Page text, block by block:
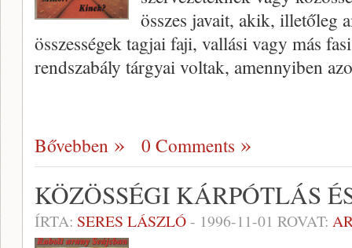
összes javait, akik, illetőleg
összességek tagjai faji, vallási vagy más
rendszabály tárgyai voltak, amennyiben
Bővebben 0 Comments
KÖZÖSSÉGI KÁRPÓTLÁS
ÍRTA: SERES LÁSZLÓ- 1996-11-01 ROVAT: